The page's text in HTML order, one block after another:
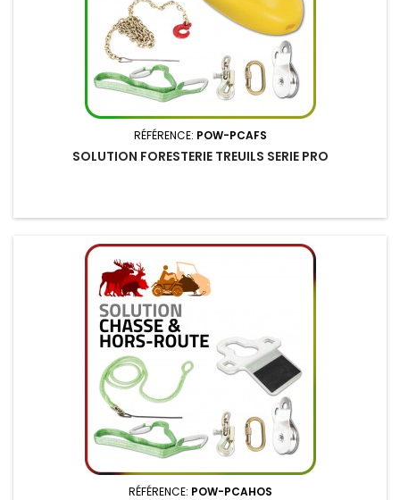
RÉFÉRENCE: POW-PCAFS
SOLUTION FORESTERIE TREUILS SERIE PRO
RÉFÉRENCE: POW-PCAHOS